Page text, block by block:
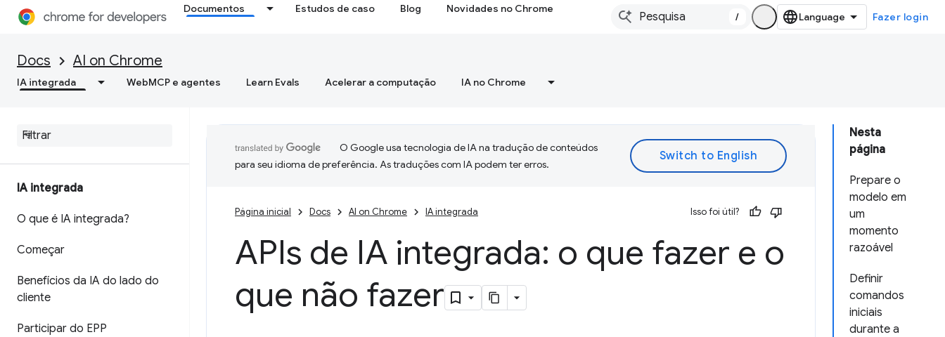
Documentos Estudos de caso Blog Novidades no Chrome
/ Fazer login
Docs AI on Chrome
IA integrada WebMCP e agentes Learn Evals Acelerar a computação IA no Chrome
IA integrada
O que é IA integrada?
Começar
Benefícios da IA do lado do
cliente
Participar do EPP
Nesta
página
Prepare o
modelo em
um
momento
razoável
Definir
comandos
iniciais
durante a
O Google usa tecnologia de IA na tradução de conteúdos
para seu idioma de preferência. As traduções com IA podem ter erros.
Página inicial Docs AI on Chrome IA integrada Isso foi útil?
APIs de IA integrada: o que fazer e o
que não fazer